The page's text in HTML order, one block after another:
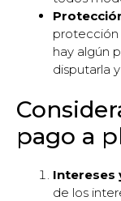
protección
hay algún
disputarla
pago a
Intereses
de los